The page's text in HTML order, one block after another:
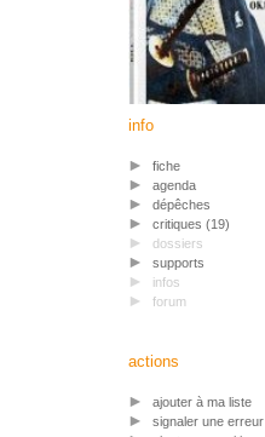
info
fiche
agenda
dépêches
critiques (19)
dossiers
supports
infos
forum
actions
ajouter à ma liste
signaler une erreur